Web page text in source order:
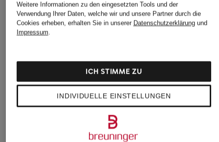
Pullover
Beige Marc O'Polo
Strickjacken
Blaue Marc O'Polo
Marco Polo Culottes
Marco Polo Denim
Marco Polo Herren
Marco Polo Herren Jacken
Marco Polo Hoodies
Weitere Informationen zu den eingesetzten Tools und der
Verwendung Ihrer Daten, welche wir und unsere Partner durch die
Cookies erheben, erhalten Sie in unserer Datenschutzerklärungund
Impressum.
INDIVIDUELLE EINSTELLUNGEN
ICH STIMME ZU